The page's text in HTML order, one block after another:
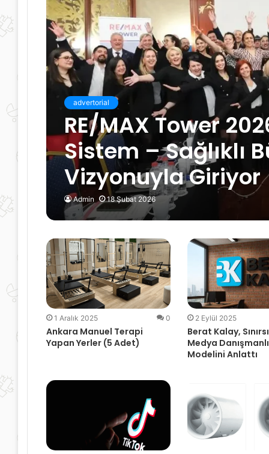
advertorial
RE/MAX Tower
Sistem – Sağlıklı
Vizyonuyla Giriyor
Admin 18 Şubat 2026
1 Aralık 2025 0
Ankara Manuel Terapi
Yapan Yerler (5 Adet)
2 Eylül 2025
Berat Kalay,
Medya
Modelini Anlattı